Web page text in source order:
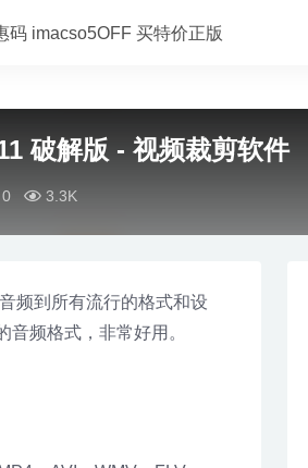
码 imacso5OFF 买特价正版
破解版 - 视频裁剪软件
0 3.3K
频到所有流行的格式和设
频格式，非常好用。